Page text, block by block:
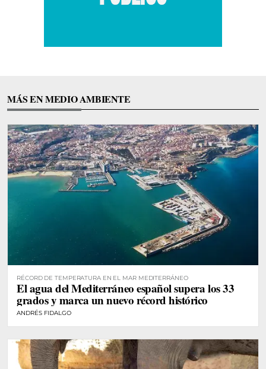
MÁS EN MEDIO AMBIENTE
RÉCORD DE TEMPERATURA EN EL MAR MEDITERRÁNEO
El agua del Mediterráneo español supera los 33
grados y marca un nuevo récord histórico
ANDRÉS FIDALGO